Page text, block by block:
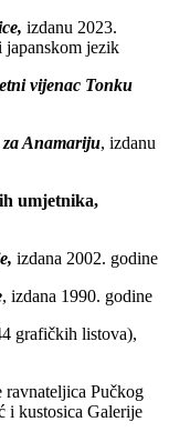
izdanu 2023.
japanskom jezik
vijenac Tonku
Anamariju, izdanu
umjetnika,
izdana 2002. godine
, izdana 1990. godine
grafičkih listova),
ravnateljica Pučkog
i kustosica Galerije